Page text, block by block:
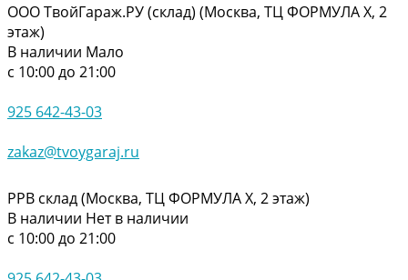
ООО ТвойГараж.РУ (склад) (Москва, ТЦ ФОРМУЛА Х, 2
этаж)
В наличии Мало
с 10:00 до 21:00
925 642-43-03
zakaz@tvoygaraj.ru
РРВ склад (Москва, ТЦ ФОРМУЛА Х, 2 этаж)
В наличии Нет в наличии
с 10:00 до 21:00